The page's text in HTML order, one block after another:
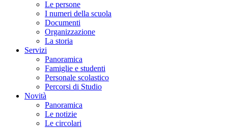
Le persone
I numeri della scuola
Documenti
Organizzazione
La storia
Servizi
Panoramica
Famiglie e studenti
Personale scolastico
Percorsi di Studio
Novità
Panoramica
Le notizie
Le circolari